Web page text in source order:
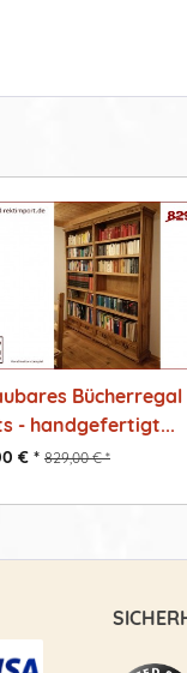
Bücherregal
- handgefertigt...
€ * 829,00 € *